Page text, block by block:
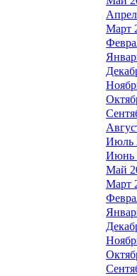
Март
Июль
Июнь
Май
Март